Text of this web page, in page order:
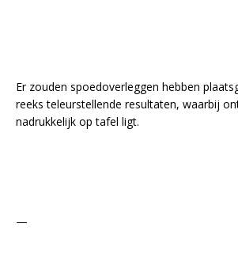
Er zouden spoedoverleggen hebben
reeks teleurstellende resultaten, waarbij
nadrukkelijk op tafel ligt.
—